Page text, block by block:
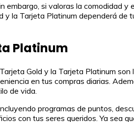
si valoras la comodidad y
la Tarjeta Platinum dependerá de
Platinum
Gold y la Tarjeta Platinum
en tus compras diarias.
de vida.
programas de puntos,
con tus seres queridos. Ya sea